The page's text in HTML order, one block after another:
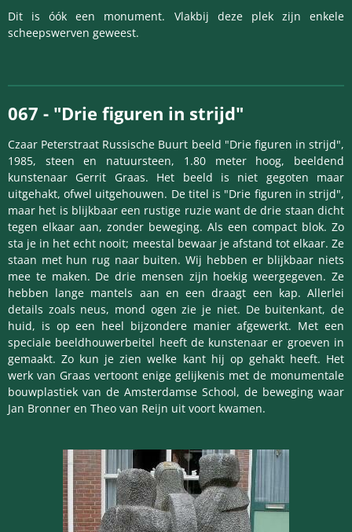
Dit is óók een monument. Vlakbij deze plek zijn enkele
scheepswerven geweest.
067 - "Drie figuren in strijd"
Czaar Peterstraat Russische Buurt beeld "Drie figuren in strijd",
1985, steen en natuursteen, 1.80 meter hoog, beeldend
kunstenaar Gerrit Graas. Het beeld is niet gegoten maar
uitgehakt, ofwel uitgehouwen. De titel is "Drie figuren in strijd",
maar het is blijkbaar een rustige ruzie want de drie staan dicht
tegen elkaar aan, zonder beweging. Als een compact blok. Zo
sta je in het echt nooit; meestal bewaar je afstand tot elkaar. Ze
staan met hun rug naar buiten. Wij hebben er blijkbaar niets
mee te maken. De drie mensen zijn hoekig weergegeven. Ze
hebben lange mantels aan en een draagt een kap. Allerlei
details zoals neus, mond ogen zie je niet. De buitenkant, de
huid, is op een heel bijzondere manier afgewerkt. Met een
speciale beeldhouwerbeitel heeft de kunstenaar er groeven in
gemaakt. Zo kun je zien welke kant hij op gehakt heeft. Het
werk van Graas vertoont enige gelijkenis met de monumentale
bouwplastiek van de Amsterdamse School, de beweging waar
Jan Bronner en Theo van Reijn uit voort kwamen.